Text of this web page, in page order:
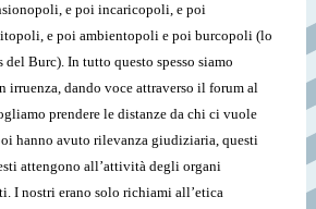
e poi incaricopoli, e poi
e poi ambientopoli e poi burcopoli (lo
Burc). In tutto questo spesso siamo
irruenza, dando voce attraverso il forum al
prendere le distanze da chi ci vuole
hanno avuto rilevanza giudiziaria, questi
attengono all’attività degli organi
I nostri erano solo richiami all’etica